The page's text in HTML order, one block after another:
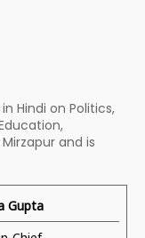
Hindi on Politics,
and is
Gupta